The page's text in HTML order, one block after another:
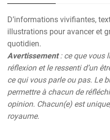
D’informations vivifiantes,
illustrations pour avancer et
quotidien.
Avertissement: ce que vous
réflexion et le ressenti d’un
ce qui vous parle ou pas. Le
permettre à chacun de
opinion. Chacun(e) est
royaume.